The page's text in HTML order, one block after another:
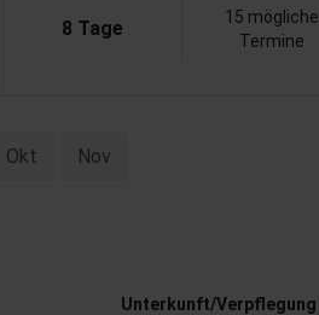
8 Tage
15 mögliche
Termine
Okt Nov
Unterkunft/Verpflegung